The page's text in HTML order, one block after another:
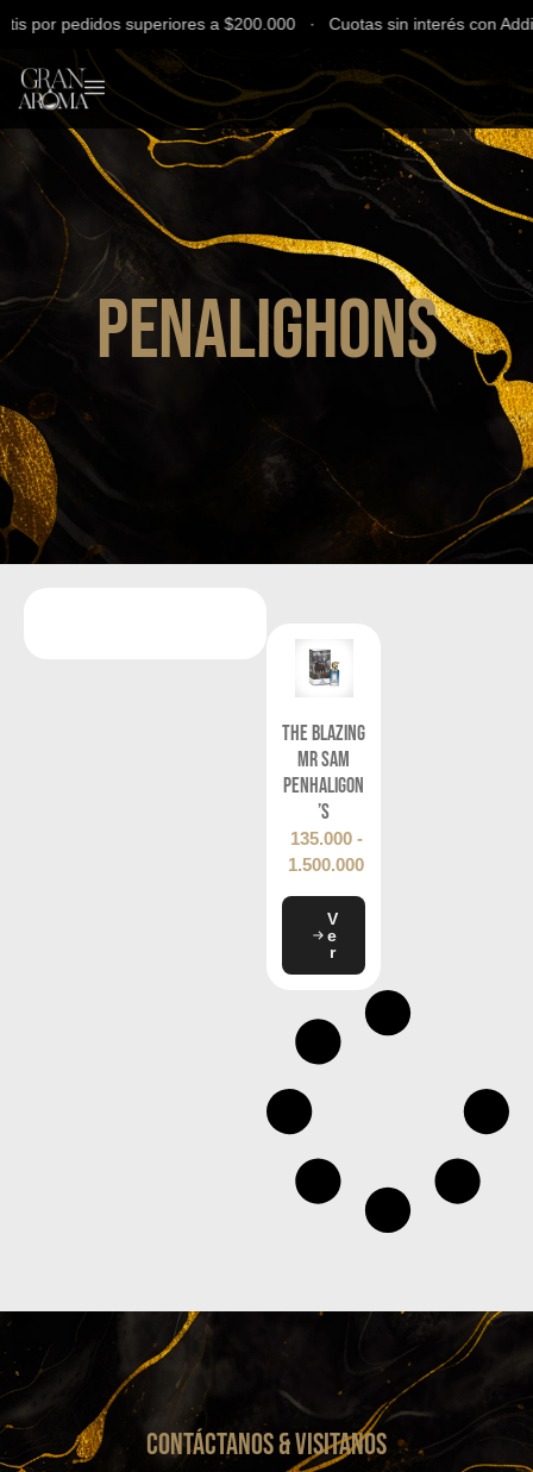
por pedidos superiores a $200.000 ∙ Cuotas sin interés con
Penalighons
The Blazing
Mr Sam
Penhaligon
’s
135.000 -
1.500.000
V
e
r
CONTáCTanos & VISITANOS